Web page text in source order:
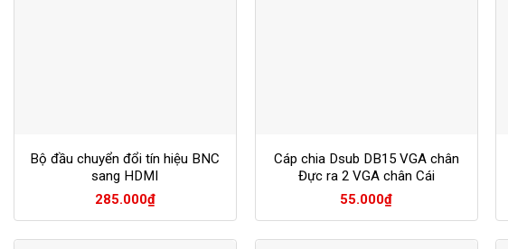
Bộ đầu chuyển đổi tín hiệu BNC
sang HDMI
285.000₫
Cáp chia Dsub DB15 VGA chân
Đực ra 2 VGA chân Cái
55.000₫